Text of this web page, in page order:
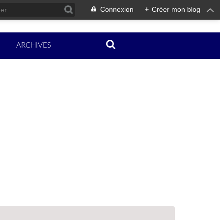
Connexion + Créer mon blog
ARCHIVES